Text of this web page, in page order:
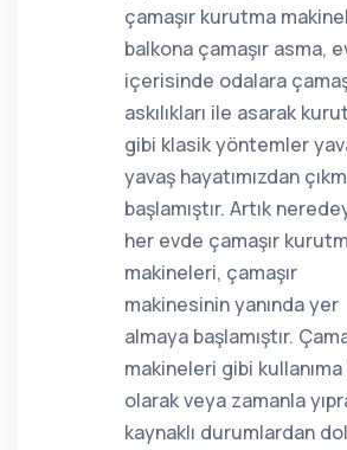
çamaşır kurutma
balkona çamaşır asma,
içerisinde odalara
askılıkları ile asarak
gibi klasik yöntemler
yavaş hayatımızdan
başlamıştır. Artık
her evde çamaşır
makineleri, çamaşır
makinesinin yanında yer
almaya başlamıştır.
makineleri gibi kullanıma
olarak veya zamanla
kaynaklı durumlardan